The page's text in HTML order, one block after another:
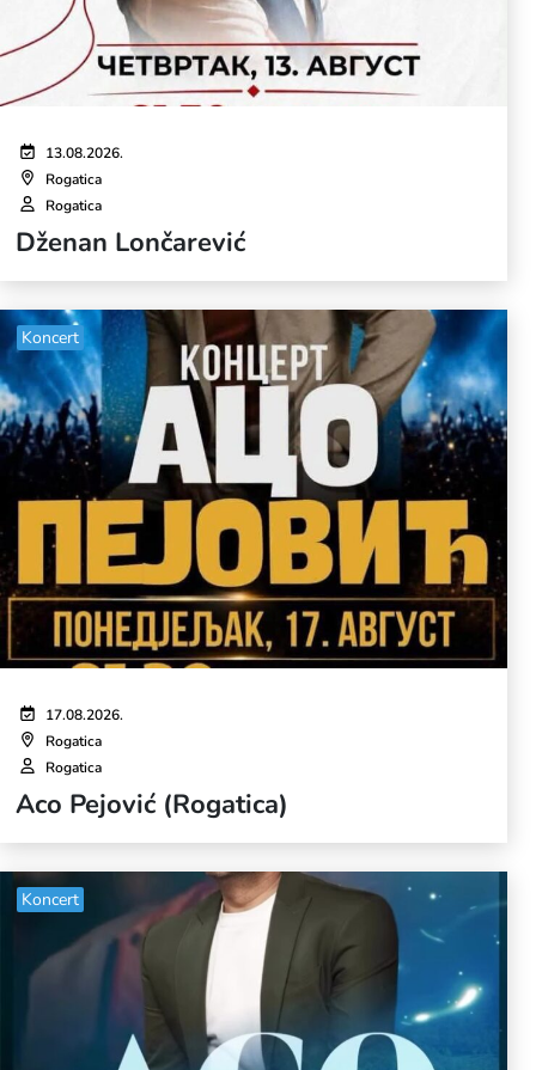
13.08.2026.
Rogatica
Rogatica
Dženan Lončarević
Koncert
17.08.2026.
Rogatica
Rogatica
Aco Pejović (Rogatica)
Koncert